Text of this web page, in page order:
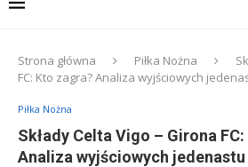
Strona główna Piłka Nożna
FC: Kto zagra? Analiza wyjściowych
Piłka Nożna
Składy Celta Vigo – Girona
Analiza wyjściowych jedenastu